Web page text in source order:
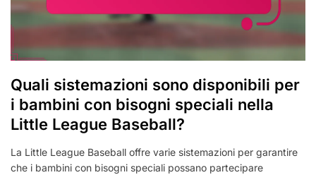
Quali sistemazioni sono disponibili per
i bambini con bisogni speciali nella
Little League Baseball?
La Little League Baseball offre varie sistemazioni per garantire
che i bambini con bisogni speciali possano partecipare